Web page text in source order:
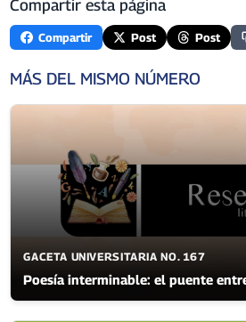
Compartir esta página
Compartir Post Post
MÁS DEL MISMO NÚMERO
GACETA UNIVERSITARIA NO. 167
Poesía interminable: el puente